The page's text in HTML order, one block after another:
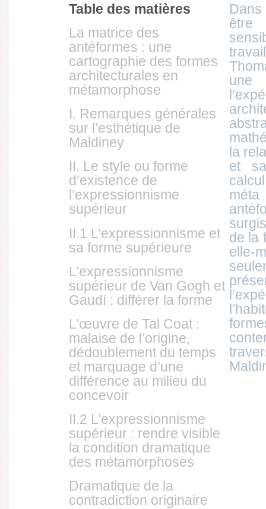
Table des matières
La matrice des
antéformes : une
cartographie des formes
architecturales en
métamorphose
I. Remarques générales
sur l’esthétique de
Maldiney
II. Le style ou forme
d’existence de
l’expressionnisme
supérieur
II.1 L’expressionnisme et
sa forme supérieure
L’expressionnisme
supérieur de Van Gogh et
Gaudí : différer la forme
L’œuvre de Tal Coat :
malaise de l’origine,
dédoublement du temps
et marquage d’une
différence au milieu du
concevoir
II.2 L’expressionnisme
supérieur : rendre visible
la condition dramatique
des métamorphoses
Dramatique de la
contradiction originaire
la
et
de la
elle-